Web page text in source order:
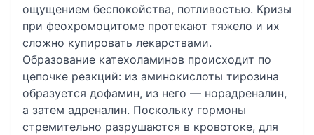
ощущением беспокойства, потливостью. Кризы
при феохромоцитоме протекают тяжело и их
сложно купировать лекарствами.
Образование катехоламинов происходит по
цепочке реакций: из аминокислоты тирозина
образуется дофамин, из него — норадреналин,
а затем адреналин. Поскольку гормоны
стремительно разрушаются в кровотоке, для